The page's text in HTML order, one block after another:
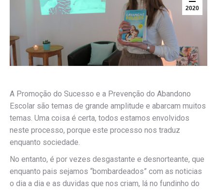
2020
A Promoção do Sucesso e a Prevenção do Abandono
Escolar são temas de grande amplitude e abarcam muitos
temas. Uma coisa é certa, todos estamos envolvidos
neste processo, porque este processo nos traduz
enquanto sociedade.
No entanto, é por vezes desgastante e desnorteante, que
enquanto pais sejamos “bombardeados” com as noticias
o dia a dia e as duvidas que nos criam, lá no fundinho do